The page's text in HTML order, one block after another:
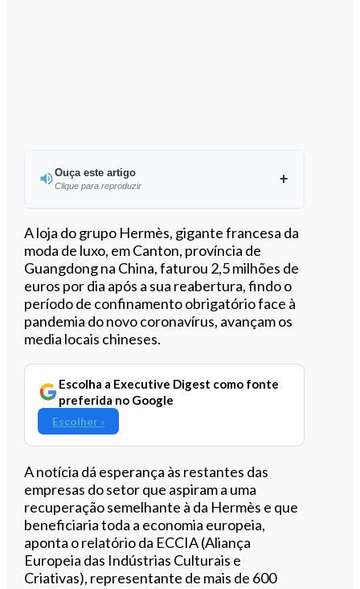
Ouça este artigo
Clique para reproduzir
Ouvir este artigo
A loja do grupo Hermès, gigante francesa da
moda de luxo, em Canton, província de
Guangdong na China, faturou 2,5 milhões de
euros por dia após a sua reabertura, findo o
período de confinamento obrigatório face à
pandemia do novo coronavírus, avançam os
media locais chineses.
Escolha a Executive Digest como fonte
preferida no Google
Escolher ›
A notícia dá esperança às restantes das
empresas do setor que aspiram a uma
recuperação semelhante à da Hermès e que
beneficiaria toda a economia europeia,
aponta o relatório da ECCIA (Aliança
Europeia das Indústrias Culturais e
Criativas), representante de mais de 600